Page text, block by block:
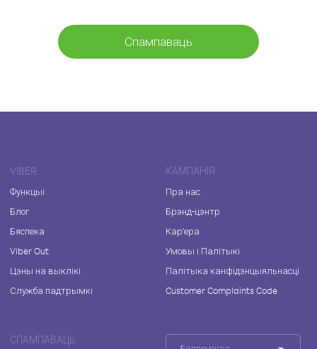
Спампаваць
VIBER
Функцыі
Блог
Бяспека
Viber Out
Цэны на выклікі
Служба падтрымкі
КАМПАНІЯ
Пра нас
Брэнд-цэнтр
Кар'ера
Умовы і Палітыкі
Палітыка канфідэнцыяльнасці
Customer Complaints Code
СПАМПАВАЦЬ